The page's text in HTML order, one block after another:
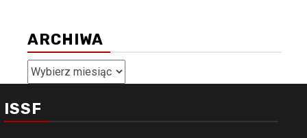
ARCHIWA
Archiwa
ISSF